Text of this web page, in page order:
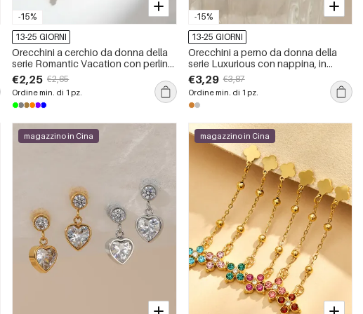
-15%
13-25 GIORNI
Orecchini a cerchio da donna della
serie Romantic Vacation con perline,
conchiglia e filo, in acciaio
inossidabile, impermeabili, colore
oro.
€2,25 €2,65
Ordine min. di 1 pz.
-15%
13-25 GIORNI
Orecchini a perno da donna della
serie Luxurious con nappina, in
acciaio inossidabile, impermeabili,
color oro e strass.
€3,29 €3,87
Ordine min. di 1 pz.
magazzino in Cina magazzino in Cina